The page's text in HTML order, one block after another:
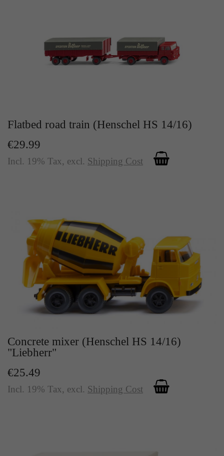
Flatbed road train (Henschel HS 14/16)
€29.99
Incl. 19% Tax, excl. Shipping Cost
Concrete mixer (Henschel HS 14/16)
"Liebherr"
€25.49
Incl. 19% Tax, excl. Shipping Cost